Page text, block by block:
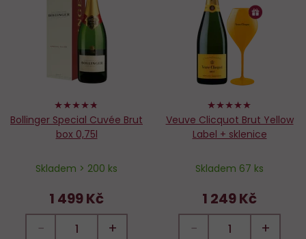
94%
Bollinger Special Cuvée Brut
box 0,75l
Skladem > 200 ks
1 499 Kč
− +
oblíbených
100%
Veuve Clicquot Brut Yellow
Label + sklenice
Skladem 67 ks
1 249 Kč
− +